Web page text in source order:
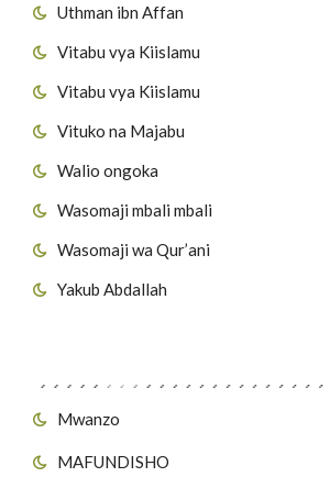
Uthman ibn Affan
Vitabu vya Kiislamu
Vitabu vya Kiislamu
Vituko na Majabu
Walio ongoka
Wasomaji mbali mbali
Wasomaji wa Qur’ani
Yakub Abdallah
Mwanzo
MAFUNDISHO